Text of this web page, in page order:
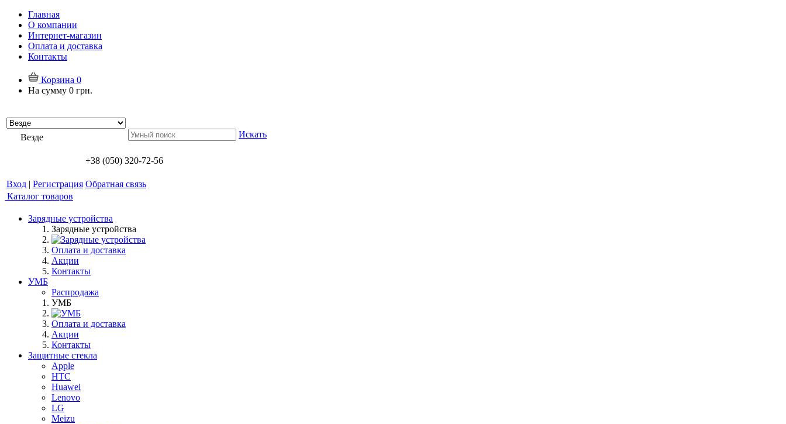
Главная
О компании
Интернет-магазин
Оплата и доставка
Контакты
Корзина 0
На сумму 0 грн.
Везде Искать
+38 (050) 320-72-56
Вход | Регистрация Обратная связь
Каталог товаров
Зарядные устройства
Зарядные устройства
Оплата и доставка
Акции
Контакты
УМБ
Распродажа
УМБ
Оплата и доставка
Акции
Контакты
Защитные стекла
Apple
HTC
Huawei
Lenovo
LG
Meizu